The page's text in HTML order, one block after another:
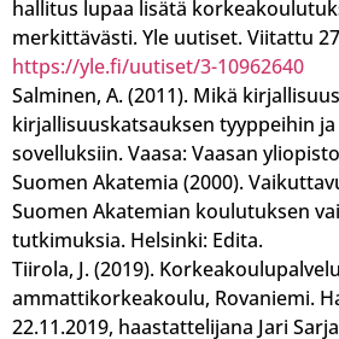
hallitus lupaa lisätä
merkittävästi. Yle uutiset. Viitattu
https://yle.fi/uutiset/3-10962640
Salminen, A. (2011). Mikä
kirjallisuuskatsauksen tyyppeihin
sovelluksiin. Vaasa: Vaasan
Suomen Akatemia (2000).
Suomen Akatemian koulutuksen
tutkimuksia. Helsinki: Edita.
Tiirola, J. (2019).
ammattikorkeakoulu, Rovaniemi.
22.11.2019, haastattelijana Jari